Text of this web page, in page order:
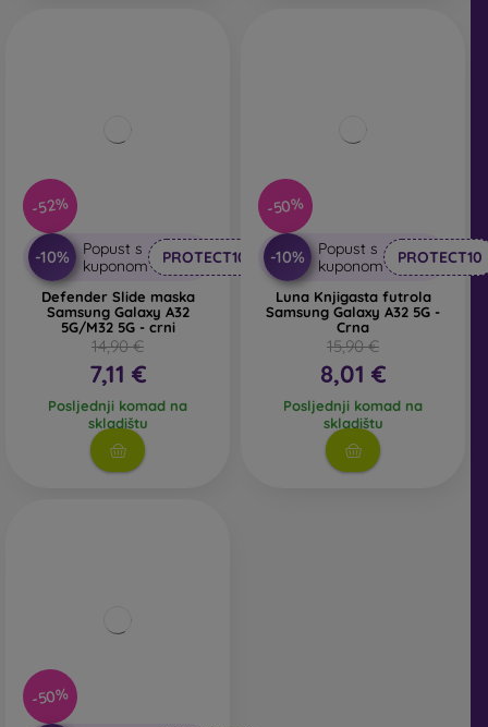
-52%
-10%
Popust s
kuponom
PROTECT10
Defender Slide maska
Samsung Galaxy A32
5G/M32 5G - crni
14,90 €
7,11 €
Posljednji komad na
skladištu
-50%
-10%
Popust s
kuponom
PROTECT10
Luna Knjigasta futrola
Samsung Galaxy A32 5G -
Crna
15,90 €
8,01 €
Posljednji komad na
skladištu
-50%